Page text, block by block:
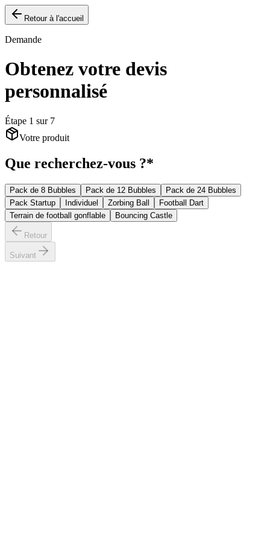
Retour à l'accueil
Demande
Obtenez votre devis
personnalisé
Étape 1 sur 7
Votre produit
Que recherchez-vous ?*
Pack de 8 Bubbles Pack de 12 Bubbles
Pack de 24 Bubbles
Pack Startup
Individuel Zorbing Ball
Football Dart
Terrain de football gonflable
Bouncing Castle
Retour
Suivant